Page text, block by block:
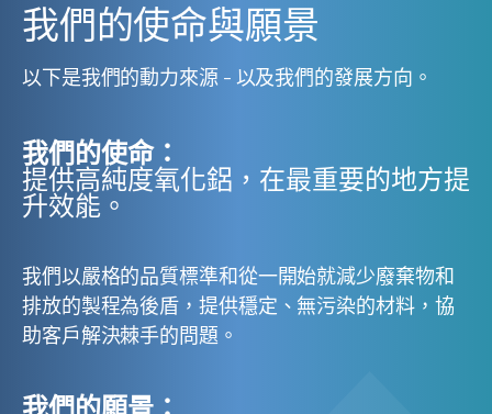
我們的使命與願景
以下是我們的動力來源 - 以及我們的發展方向。
我們的使命：
提供高純度氧化鋁，在最重要的地方提
升效能。
我們以嚴格的品質標準和從一開始就減少廢棄物和
排放的製程為後盾，提供穩定、無污染的材料，協
助客戶解決棘手的問題。
我們的願景：